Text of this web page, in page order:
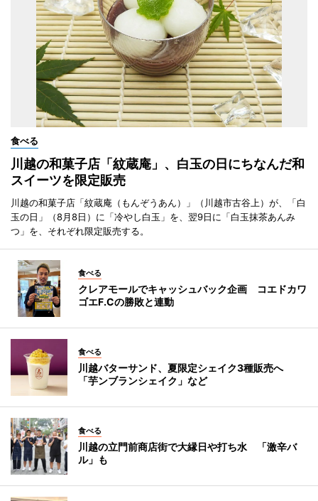
食べる
川越の和菓子店「紋蔵庵」、白玉の日にちなんだ和
スイーツを限定販売
川越の和菓子店「紋蔵庵（もんぞうあん）」（川越市古谷上）が、「白
玉の日」（8月8日）に「冷やし白玉」を、翌9日に「白玉抹茶あんみ
つ」を、それぞれ限定販売する。
食べる
クレアモールでキャッシュバック企画 コエドカワ
ゴエF.Cの勝敗と連動
食べる
川越バターサンド、夏限定シェイク3種販売へ
「芋ンブランシェイク」など
食べる
川越の立門前商店街で大縁日や打ち水 「激辛バ
ル」も